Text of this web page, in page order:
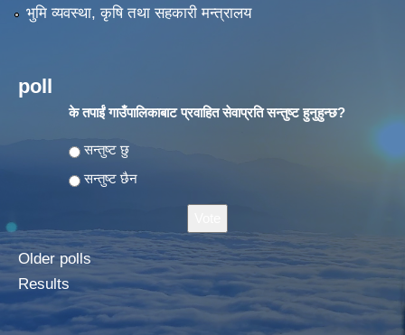
भुमि व्यवस्था, कृषि तथा सहकारी मन्त्रालय
poll
के तपाईं गाउँपालिकाबाट प्रवाहित सेवाप्रति सन्तुष्ट हुनुहुन्छ?
Choices
सन्तुष्ट छु
सन्तुष्ट छैन
Older polls
Results